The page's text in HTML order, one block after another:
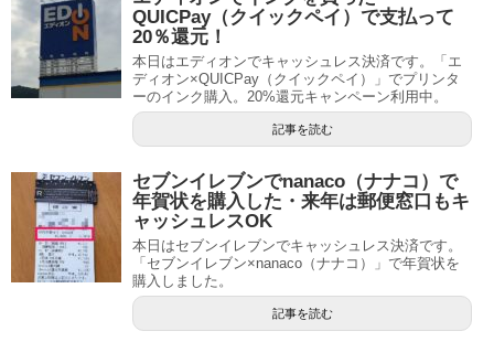
QUICPay（クイックペイ）で支払って
20％還元！
本日はエディオンでキャッシュレス決済です。「エ
ディオン×QUICPay（クイックペイ）」でプリンタ
ーのインク購入。20%還元キャンペーン利用中。
記事を読む
セブンイレブンでnanaco（ナナコ）で
年賀状を購入した・来年は郵便窓口もキ
ャッシュレスOK
本日はセブンイレブンでキャッシュレス決済です。
「セブンイレブン×nanaco（ナナコ）」で年賀状を
購入しました。
記事を読む